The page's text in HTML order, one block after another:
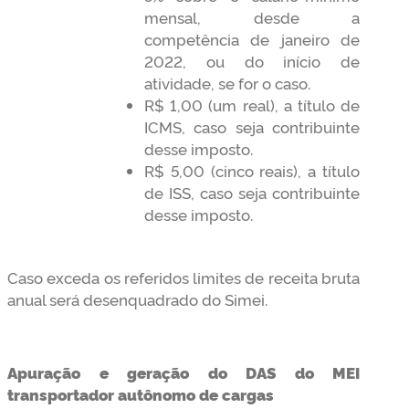
mensal, desde a
competência de janeiro de
2022, ou do início de
atividade, se for o caso.
R$ 1,00 (um real), a título de
ICMS, caso seja contribuinte
desse imposto.
R$ 5,00 (cinco reais), a título
de ISS, caso seja contribuinte
desse imposto.
Caso exceda os referidos limites de receita bruta
anual será desenquadrado do Simei.
Apuração e geração do DAS do MEI
transportador autônomo de cargas